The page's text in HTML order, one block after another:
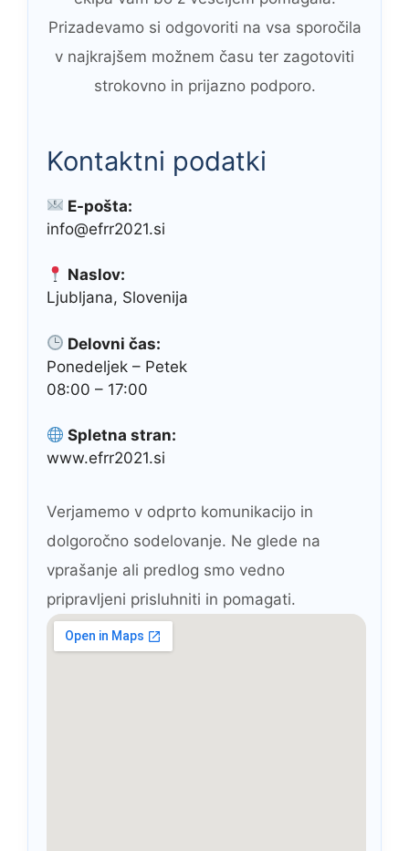
Prizadevamo si odgovoriti na vsa sporočila
v najkrajšem možnem času ter zagotoviti
strokovno in prijazno podporo.
Kontaktni podatki
E-pošta:
info@efrr2021.si
Naslov:
Ljubljana, Slovenija
Delovni čas:
Ponedeljek – Petek
08:00 – 17:00
Spletna stran:
www.efrr2021.si
Verjamemo v odprto komunikacijo in
dolgoročno sodelovanje. Ne glede na
vprašanje ali predlog smo vedno
pripravljeni prisluhniti in pomagati.